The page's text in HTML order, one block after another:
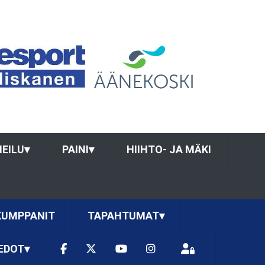
▾ PAINI▾ HIIHTO- JA MÄKI
TAPAHTUMAT▾
▾